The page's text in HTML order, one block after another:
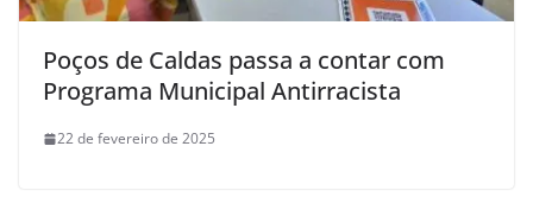
Poços de Caldas passa a contar com
Programa Municipal Antirracista
22 de fevereiro de 2025